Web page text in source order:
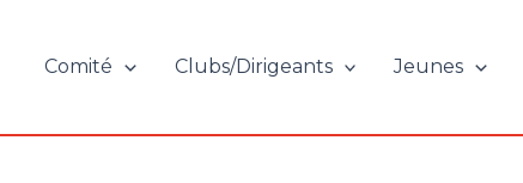
Comité Clubs/Dirigeants Jeunes